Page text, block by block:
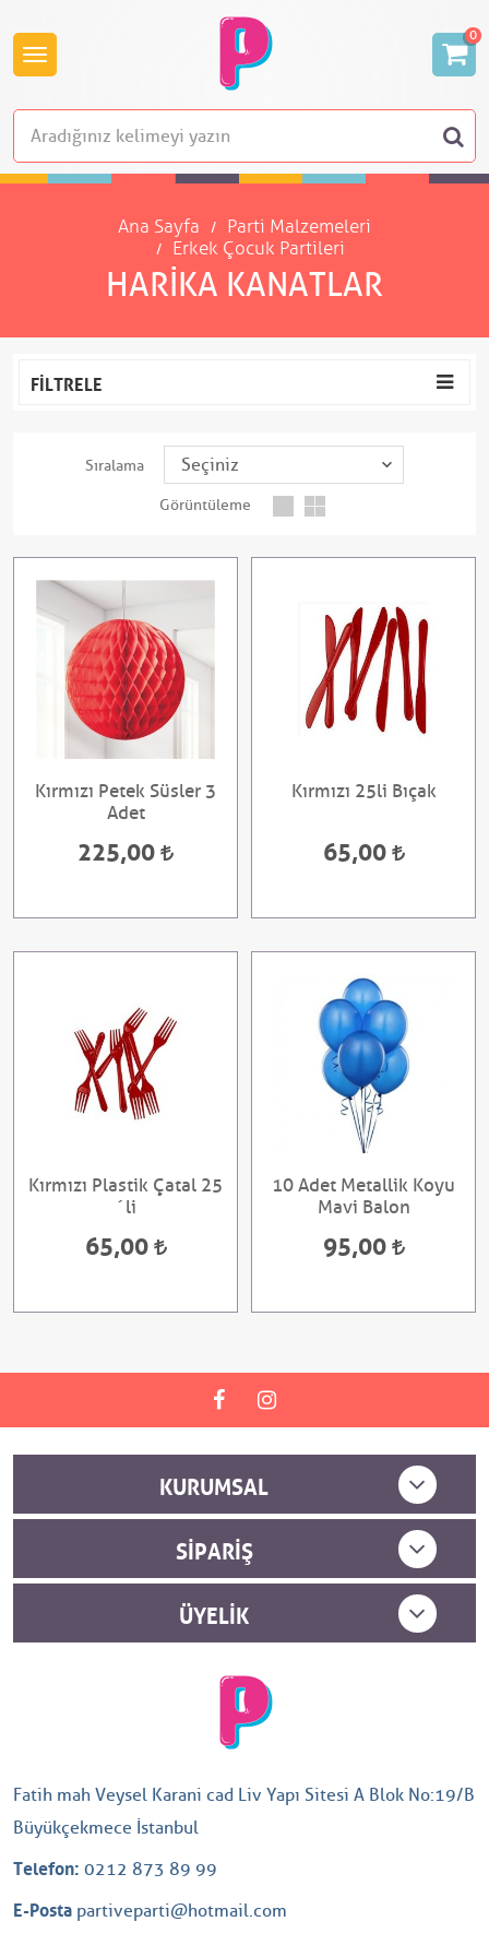
0
Ana Sayfa
Parti Malzemeleri
Erkek Çocuk Partileri
HARIKA KANATLAR
FILTRELE
Sıralama
Görüntüleme
Kırmızı Petek Süsler 3
Adet
225,00
Kırmızı 25li Bıçak
65,00
Kırmızı Plastik Çatal 25
´li
65,00
10 Adet Metallik Koyu
Mavi Balon
95,00
KURUMSAL
SIPARIŞ
ÜYELIK
Fatih mah Veysel Karani cad Liv Yapı Sitesi A Blok No:19/B
Büyükçekmece İstanbul
Telefon: 0212 873 89 99
E-Posta partiveparti@hotmail.com